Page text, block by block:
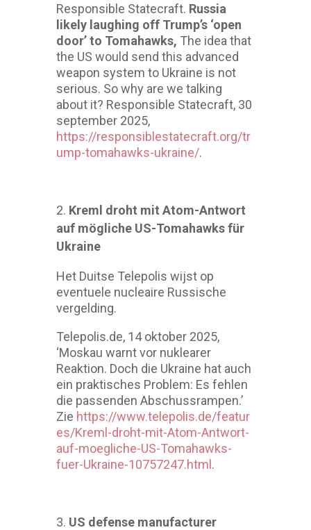
Responsible Statecraft. Russia
likely laughing off Trump’s ‘open
door’ to Tomahawks, The idea that
the US would send this advanced
weapon system to Ukraine is not
serious. So why are we talking
about it? Responsible Statecraft, 30
september 2025,
https://responsiblestatecraft.org/tr
ump-tomahawks-ukraine/.
Kreml droht mit Atom-Antwort
auf mögliche US-Tomahawks für
Ukraine
Het Duitse Telepolis wijst op
eventuele nucleaire Russische
vergelding.
Telepolis.de, 14 oktober 2025,
‘Moskau warnt vor nuklearer
Reaktion. Doch die Ukraine hat auch
ein praktisches Problem: Es fehlen
die passenden Abschussrampen.’
Zie https://www.telepolis.de/featur
es/Kreml-droht-mit-Atom-Antwort-
auf-moegliche-US-Tomahawks-
fuer-Ukraine-10757247.html .
US defense manufacturer